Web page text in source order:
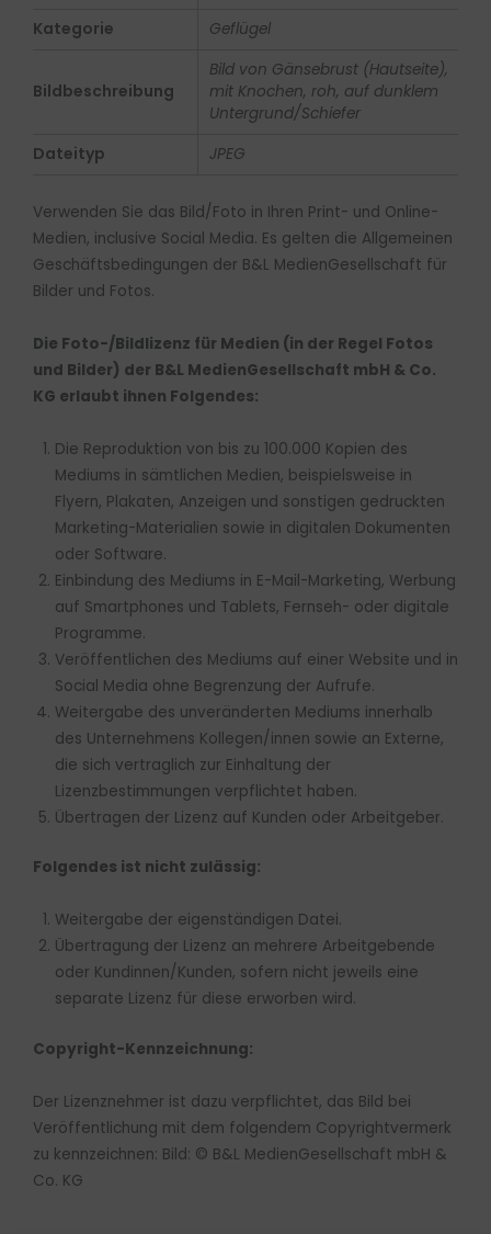
Kategorie Geflügel
Bildbeschreibung
Bild von Gänsebrust (Hautseite),
mit Knochen, roh, auf dunklem
Untergrund/Schiefer
Dateityp JPEG
Verwenden Sie das Bild/Foto in Ihren Print- und Online-
Medien, inclusive Social Media. Es gelten die Allgemeinen
Geschäftsbedingungen der B&L MedienGesellschaft für
Bilder und Fotos.
Die Foto-/Bildlizenz für Medien (in der Regel Fotos
und Bilder) der B&L MedienGesellschaft mbH & Co.
KG erlaubt ihnen Folgendes:
Die Reproduktion von bis zu 100.000 Kopien des
Mediums in sämtlichen Medien, beispielsweise in
Flyern, Plakaten, Anzeigen und sonstigen gedruckten
Marketing-Materialien sowie in digitalen Dokumenten
oder Software.
Einbindung des Mediums in E-Mail-Marketing, Werbung
auf Smartphones und Tablets, Fernseh- oder digitale
Programme.
Veröffentlichen des Mediums auf einer Website und in
Social Media ohne Begrenzung der Aufrufe.
Weitergabe des unveränderten Mediums innerhalb
des Unternehmens Kollegen/innen sowie an Externe,
die sich vertraglich zur Einhaltung der
Lizenzbestimmungen verpflichtet haben.
Übertragen der Lizenz auf Kunden oder Arbeitgeber.
Folgendes ist nicht zulässig:
Weitergabe der eigenständigen Datei.
Übertragung der Lizenz an mehrere Arbeitgebende
oder Kundinnen/Kunden, sofern nicht jeweils eine
separate Lizenz für diese erworben wird.
Copyright-Kennzeichnung:
Der Lizenznehmer ist dazu verpflichtet, das Bild bei
Veröffentlichung mit dem folgendem Copyrightvermerk
zu kennzeichnen: Bild: © B&L MedienGesellschaft mbH &
Co. KG